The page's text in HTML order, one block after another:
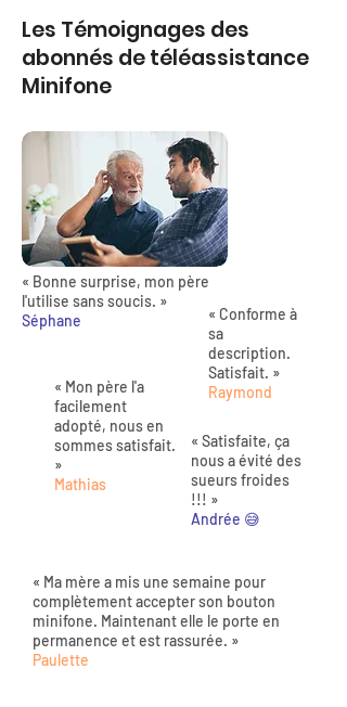
Les Témoignages des
abonnés de téléassistance
Minifone
« Bonne surprise, mon père
l'utilise sans soucis. »
Séphane
« Mon père l'a
facilement
adopté, nous en
sommes satisfait.
»
Mathias
« Conforme à
sa
description.
Satisfait. »
Raymond
« Satisfaite, ça
nous a évité des
sueurs froides
!!! »
Andrée 😅
« Ma mère a mis une semaine pour
complètement accepter son bouton
minifone. Maintenant elle le porte en
permanence et est rassurée. »
Paulette